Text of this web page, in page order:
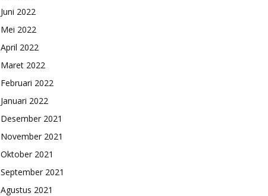
Juni 2022
Mei 2022
April 2022
Maret 2022
Februari 2022
Januari 2022
Desember 2021
November 2021
Oktober 2021
September 2021
Agustus 2021